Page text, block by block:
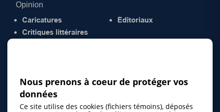
Opinion
Caricatures
Critiques littéraires
Éditoriaux
Nous prenons à coeur de protéger vos
données
Ce site utilise des cookies (fichiers témoins), déposés